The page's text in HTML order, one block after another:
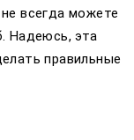
всегда можете
Надеюсь, эта
правильные